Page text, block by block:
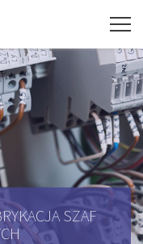
SZAF